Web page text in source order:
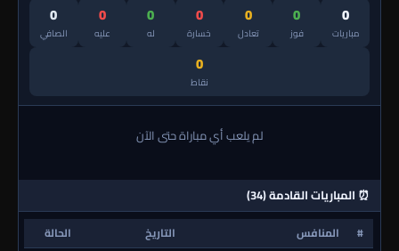
0
مباريات
0
فوز
0
تعادل
0
خسارة
0
له
0
عليه
0
الصافي
0
نقاط
لم يلعب أي مباراة حتى الآن
⏰ المباريات القادمة (34)
# المنافس التاريخ
الحالة